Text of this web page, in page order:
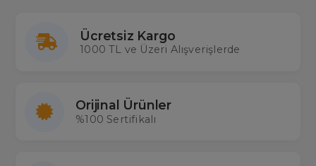
Ücretsiz Kargo
1000 TL ve Üzeri Alışverişlerde
Orijinal Ürünler
%100 Sertifikalı